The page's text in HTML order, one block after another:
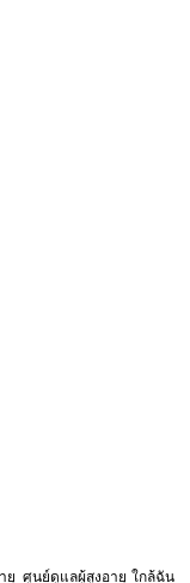
ยุ ศูนย์ดูแลผู้สูงอายุ ใกล้ฉัน